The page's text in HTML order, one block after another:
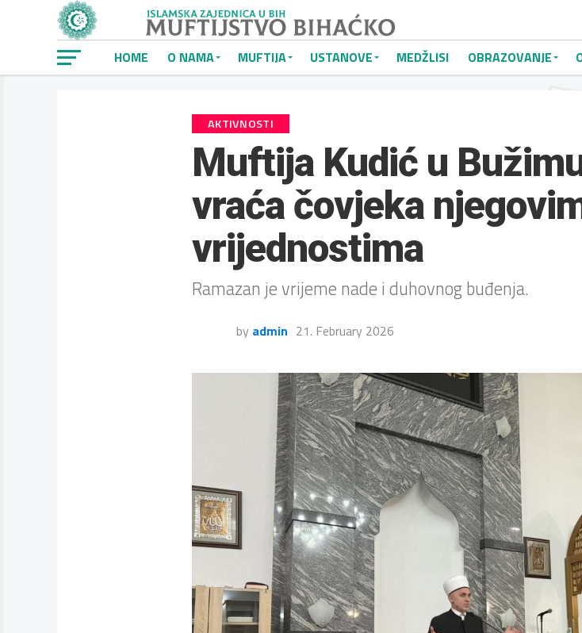
HOME O NAMA MUFTIJA USTANOVE MEDŽLISI OBRAZOVANJE
AKTIVNOSTI
Muftija Kudić u
vraća čovjeka
vrijednostima
Ramazan je vrijeme nade i duhovnog buđenja.
by admin 21. February 2026